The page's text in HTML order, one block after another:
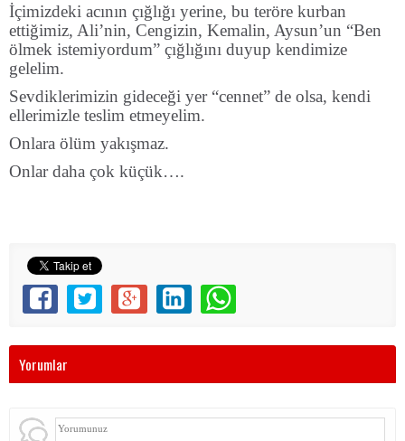
İçimizdeki acının çığlığı yerine, bu teröre kurban
ettiğimiz, Ali’nin, Cengizin, Kemalin, Aysun’un “Ben
ölmek istemiyordum” çığlığını duyup kendimize
gelelim.
Sevdiklerimizin gideceği yer “cennet” de olsa, kendi
ellerimizle teslim etmeyelim.
Onlara ölüm yakışmaz.
Onlar daha çok küçük….
Yorumlar